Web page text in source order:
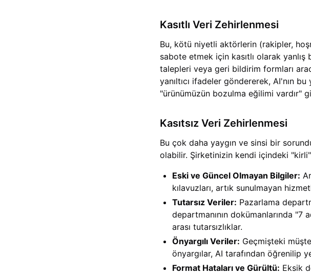
Kasıtlı Veri Zehirlenmesi
Bu, kötü niyetli aktörlerin (rakipler,
sabote etmek için kasıtlı olarak yanlış
talepleri veya geri bildirim formları
yanıltıcı ifadeler göndererek, AI'nın
"ürünümüzün bozulma eğilimi vardır"
Kasıtsız Veri Zehirlenmesi
Bu çok daha yaygın ve sinsi bir
olabilir. Şirketinizin kendi içindeki
Eski ve Güncel Olmayan Bilgiler:
kılavuzları, artık sunulmayan
Tutarsız Veriler: Pazarlama
departmanının dokümanlarında
arası tutarsızlıklar.
Önyargılı Veriler: Geçmişteki
önyargılar, AI tarafından öğrenilip
Format Hataları ve Gürültü: Eksik